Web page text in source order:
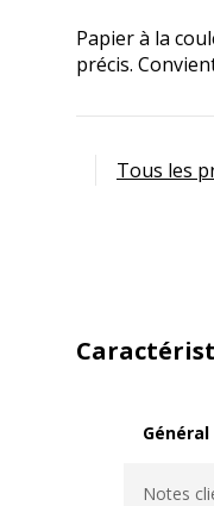
Papier à la
précis.
Tous les
Général
Notes